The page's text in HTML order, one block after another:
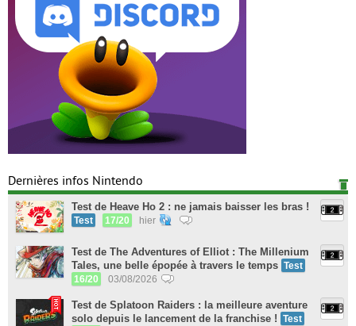
Dernières infos Nintendo
Test de Heave Ho 2 : ne jamais baisser les bras !
Test 17/20 hier
Test de The Adventures of Elliot : The Millenium
Tales, une belle épopée à travers le temps Test
16/20
03/08/2026
Test de Splatoon Raiders : la meilleure aventure
solo depuis le lancement de la franchise !
Test